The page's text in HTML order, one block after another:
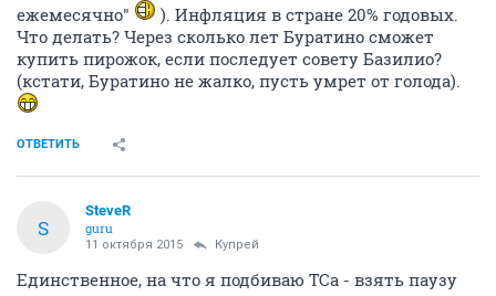
ежемесячно"
). Инфляция в стране 20% годовых.
Что делать? Через сколько лет Буратино сможет
купить пирожок, если последует совету Базилио?
(кстати, Буратино не жалко, пусть умрет от голода).
ОТВЕТИТЬ
S
SteveR
guru
11 октября 2015 Купрей
Единственное, на что я подбиваю ТСа - взять паузу